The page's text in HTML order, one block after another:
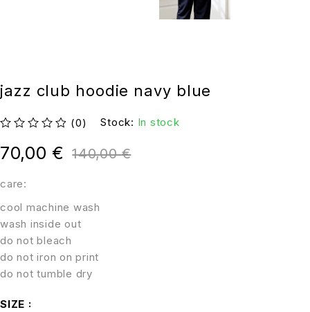
jazz club hoodie navy blue
(0) Stock: In stock
care:
cool machine wash
wash inside out
do not bleach
do not iron on print
do not tumble dry
140,00€
70,00 €
SIZE